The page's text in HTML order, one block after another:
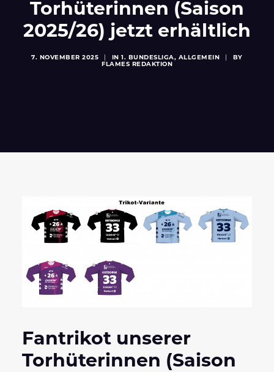
VEREIN
SPONSOREN & PARTNER
Torhüterinnen (Saison
2025/26) jetzt erhältlich
7. NOVEMBER 2025 IN1. BUNDESLIGA, ALLGEMEIN
BY
FLAMES REDAKTION
Fantrikot unserer
Torhüterinnen (Saison